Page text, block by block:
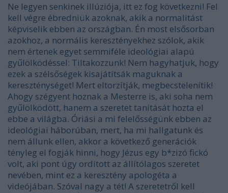
Ne legyen senkinek illúziója, itt ez fog következni! Fel
kell végre ébredniük azoknak, akik a normalitást
képviselik ebben az országban. Én most elsősorban
azokhoz, a normális keresztényekhez szólok, akik
nem értenek egyet semmiféle ideológiai alapú
gyűlölködéssel: Tiltakozzunk! Nem hagyhatjuk, hogy
ezek a szélsőségek kisajátítsák maguknak a
kereszténységet! Mert eltorzítják, megbecstelenítik!
Ahogy szégyent hoznak a Mesterre is, aki soha nem
gyűlölködött, hanem a szeretet tanítását hozta el
ebbe a világba. Óriási a mi felelősségünk ebben az
ideológiai háborúban, mert, ha mi hallgatunk és
nem állunk ellen, akkor a következő generációk
tényleg el fogják hinni, hogy Jézus egy b*zizó fickó
volt, aki pont úgy ordított az állítólagos szeretet
nevében, mint ez a keresztény apologéta a
videójában. Szóval nagy a tét! A szeretetről kell